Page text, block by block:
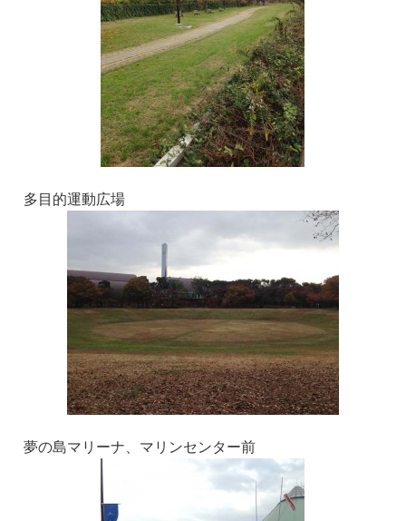
多目的運動広場
夢の島マリーナ、マリンセンター前